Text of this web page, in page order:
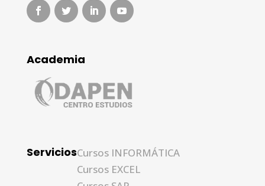
Academia
ServiciosCursos INFORMÁTICA
Cursos EXCEL